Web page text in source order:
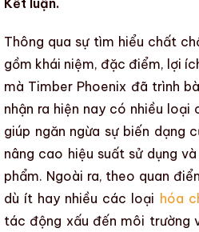
Kết luận.
Thông qua sự tìm hiểu chất
gồm khái niệm, đặc điểm, lợi
mà Timber Phoenix đã trình
nhận ra hiện nay có nhiều loại
giúp ngăn ngừa sự biến dạng
nâng cao hiệu suất sử dụng và
phẩm. Ngoài ra, theo quan
dù ít hay nhiều các loại hóa
tác động xấu đến môi trường